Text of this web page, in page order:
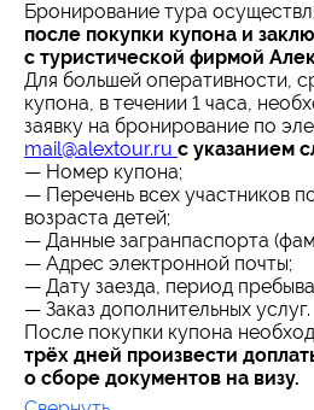
Бронирование тура
после покупки купона и
с туристической фирмой
Для большей оперативности,
купона, в течении 1 часа,
заявку на бронирование по
mail@alextour.ru с указанием
— Номер купона;
— Перечень всех участников
возраста детей;
— Данные загранпаспорта
— Адрес электронной почты;
— Дату заезда, период
— Заказ дополнительных услуг.
После покупки купона
трёх дней произвести
о сборе документов на визу.